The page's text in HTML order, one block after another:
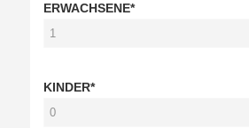
ERWACHSENE*
KINDER*